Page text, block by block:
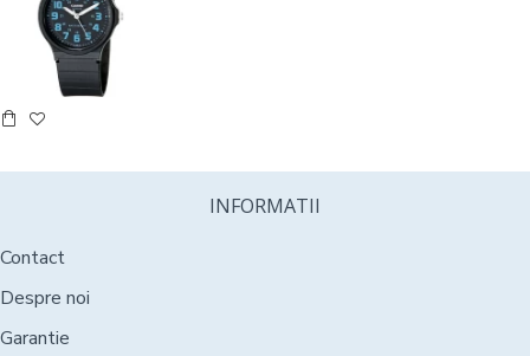
INFORMATII
Contact
Despre noi
Garantie